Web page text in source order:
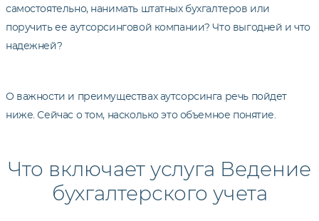
самостоятельно, нанимать штатных бухгалтеров или
поручить ее аутсорсинговой компании? Что выгодней и что
надежней?
О важности и преимуществах аутсорсинга речь пойдет
ниже. Сейчас о том, насколько это объемное понятие.
Что включает услуга Ведение
бухгалтерского учета